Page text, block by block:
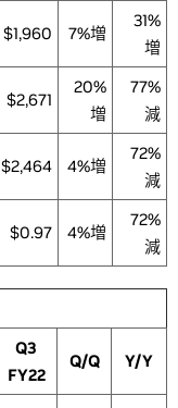
$1,960 7%増
31%
増
$2,671
20%
増
77%
減
$2,464 4%増
72%
減
$0.97 4%増
72%
減
Q3
FY22
Q/Q Y/Y